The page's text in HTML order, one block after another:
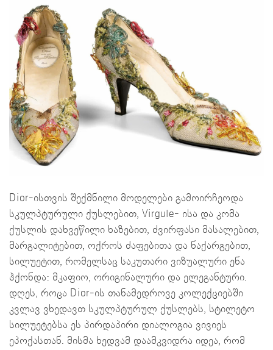
Dior-ისთვის შექმნილი მოდელები გამოირჩეოდა
სკულპტურული ქუსლებით, Virgule- ისა და კომა
ქუსლის დახვეწილი ხაზებით, ძვირფასი მასალებით,
მარგალიტებით, ოქროს ძაფებითა და ნაქარგებით,
სილუეტით, რომელსაც საკუთარი ვიზუალური ენა
ჰქონდა: მკაფიო, ორიგინალური და ელეგანტური.
დღეს, როცა Dior-ის თანამედროვე კოლექციებში
კვლავ ვხედავთ სკულპტურულ ქუსლებს, სტილეტო
სილუეტებსა ეს პირდაპირი დიალოგია ვივიეს
ეპოქასთან. მისმა ხედვამ დაამკვიდრა იდეა, რომ